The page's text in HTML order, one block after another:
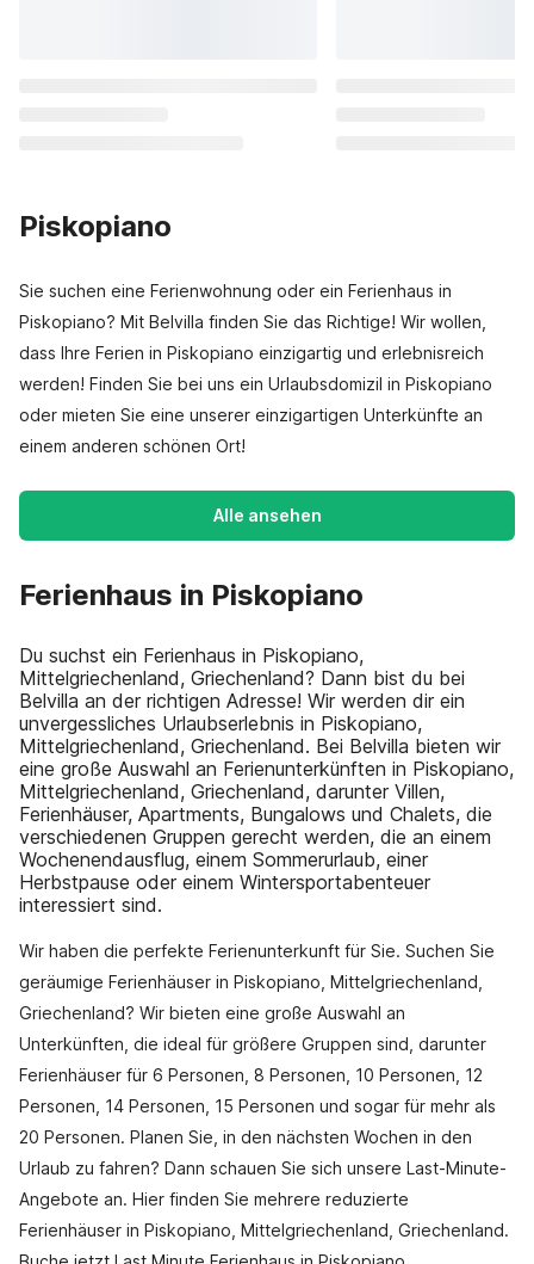
Piskopiano
Sie suchen eine Ferienwohnung oder ein Ferienhaus in
Piskopiano? Mit Belvilla finden Sie das Richtige! Wir wollen,
dass Ihre Ferien in Piskopiano einzigartig und erlebnisreich
werden! Finden Sie bei uns ein Urlaubsdomizil in Piskopiano
oder mieten Sie eine unserer einzigartigen Unterkünfte an
einem anderen schönen Ort!
Alle ansehen
Ferienhaus in Piskopiano
Du suchst ein Ferienhaus in Piskopiano,
Mittelgriechenland, Griechenland? Dann bist du bei
Belvilla an der richtigen Adresse! Wir werden dir ein
unvergessliches Urlaubserlebnis in Piskopiano,
Mittelgriechenland, Griechenland. Bei Belvilla bieten wir
eine große Auswahl an Ferienunterkünften in Piskopiano,
Mittelgriechenland, Griechenland, darunter Villen,
Ferienhäuser, Apartments, Bungalows und Chalets, die
verschiedenen Gruppen gerecht werden, die an einem
Wochenendausflug, einem Sommerurlaub, einer
Herbstpause oder einem Wintersportabenteuer
interessiert sind.
Wir haben die perfekte Ferienunterkunft für Sie. Suchen Sie
geräumige Ferienhäuser in Piskopiano, Mittelgriechenland,
Griechenland? Wir bieten eine große Auswahl an
Unterkünften, die ideal für größere Gruppen sind, darunter
Ferienhäuser für 6 Personen, 8 Personen, 10 Personen, 12
Personen, 14 Personen, 15 Personen und sogar für mehr als
20 Personen. Planen Sie, in den nächsten Wochen in den
Urlaub zu fahren? Dann schauen Sie sich unsere Last-Minute-
Angebote an. Hier finden Sie mehrere reduzierte
Ferienhäuser in Piskopiano, Mittelgriechenland, Griechenland.